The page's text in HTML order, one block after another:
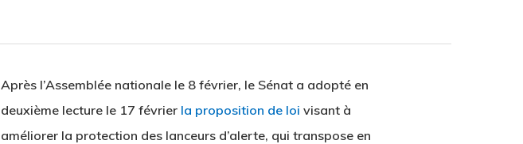
Après l’Assemblée nationale le 8 février, le Sénat a adopté en
deuxième lecture le 17 février la proposition de loi visant à
améliorer la protection des lanceurs d’alerte, qui transpose en